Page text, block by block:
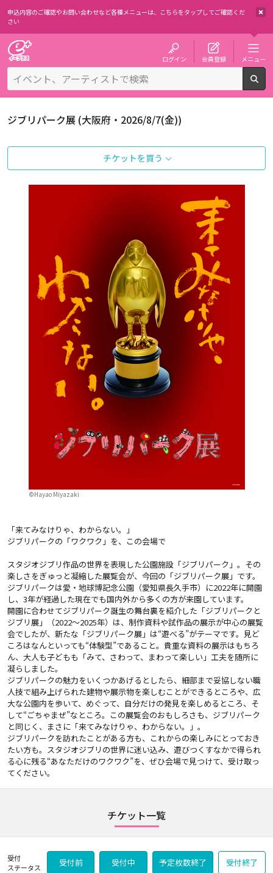
申込内容のご確認やお問い合わせなど各種メニューは、 こちらをタップしてご確認くだ
さい
ログイン 会員登録 メニュー
ジブリパーク展 (大阪府・2026/8/7(金))
チケットを買う
©Hayao Miyazaki
「来てみなけりゃ、わからない。」
ジブリパークの「ワクワク」を、この会場で
スタジオジブリ作品の世界を表現した公園施設「ジブリパーク」。その
楽しさをぎゅっと凝縮した展覧会が、今回の「ジブリパーク展」です。
ジブリパークは愛・地球博記念公園（愛知県長久手市）に2022年に開園
し、3年が経過した現在でも国内外から多くの方が来園しています。
開園に合わせてジブリパーク誕生の舞台裏を紹介した「ジブリパークと
ジブリ展」（2022～2025年）は、制作資料や試作品の展示が中心の展覧
会でしたが、新たな「ジブリパーク展」は“遊べる”がテーマです。見ど
ころはなんといっても“体験型”であること。貴重な資料の展示はもちろ
ん、大人も子どもも「みて、さわって、まわって楽しい」工夫を随所に
凝らしました。
ジブリパークの魅力をいくつかあげるとしたら、細部まで妥協しない職
人技で組み上げられた建物や展示物を楽しむことができるところや、広
大な公園内を歩いて、めぐって、自分だけの発見を楽しめるところ、そ
して“ごちゃまぜ”なところ。この展覧会のおもしろさも、ジブリパーク
と同じく、まさに「来てみなけりゃ、わからない。」。
ジブリパークを訪れたことがある方も、これからの楽しみにとっておき
たい方も。スタジオジブリの世界に迷い込み、遊びつくすなかで得られ
る心に残る“あなただけのワクワク”を、ぜひ会場で見つけて、受け取っ
てください。
チケット一覧
受付
ステータス
受付前 受付中 予定枚数終了 受付終了